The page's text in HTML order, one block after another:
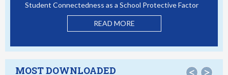
as a School Protective Factor
Victimization: A
Model
MOST DOWNLOADED < >